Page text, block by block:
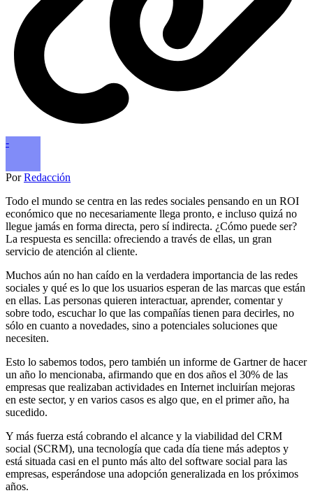
-
PorRedacción
Todo el mundo se centra en las redes sociales pensando en un ROI
económico que no necesariamente llega pronto, e incluso quizá no
llegue jamás en forma directa, pero sí indirecta. ¿Cómo puede ser?
La respuesta es sencilla: ofreciendo a través de ellas, un gran
servicio de atención al cliente.
Muchos aún no han caído en la verdadera importancia de las redes
sociales y qué es lo que los usuarios esperan de las marcas que están
en ellas. Las personas quieren interactuar, aprender, comentar y
sobre todo, escuchar lo que las compañías tienen para decirles, no
sólo en cuanto a novedades, sino a potenciales soluciones que
necesiten.
Esto lo sabemos todos, pero también un informe de Gartner de hacer
un año lo mencionaba, afirmando que en dos años el 30% de las
empresas que realizaban actividades en Internet incluirían mejoras
en este sector, y en varios casos es algo que, en el primer año, ha
sucedido.
Y más fuerza está cobrando el alcance y la viabilidad del CRM
social (SCRM), una tecnología que cada día tiene más adeptos y
está situada casi en el punto más alto del software social para las
empresas, esperándose una adopción generalizada en los próximos
años.